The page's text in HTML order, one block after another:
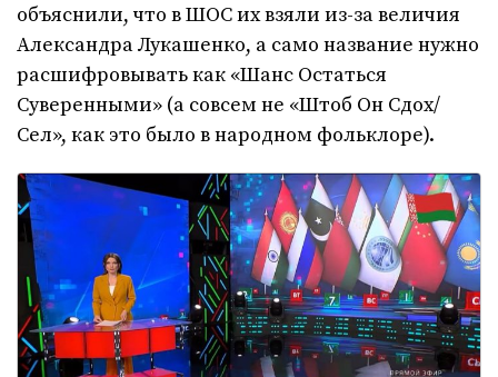
объяснили, что в ШОС их взяли из-за величия
Александра Лукашенко, а само название нужно
расшифровывать как «Шанс Остаться
Суверенными» (а совсем не «Штоб Он Сдох/
Сел», как это было в народном фольклоре).